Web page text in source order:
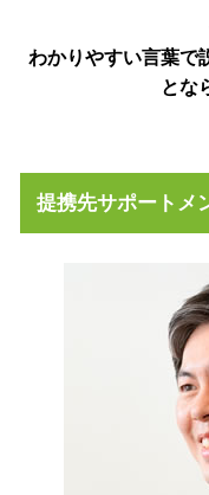
わかりやすい言葉で
とな
提携先サポートメ